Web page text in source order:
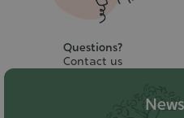
Questions?
Contact us